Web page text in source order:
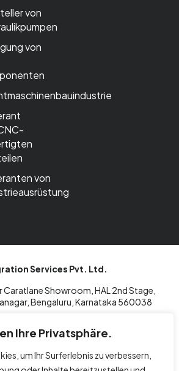
Ihre Privatsphäre.
um Ihr Surferlebnis zu verbessern,
von
von
von
Services Pvt. Ltd.
Caratlane Showroom, HAL 2nd Stage,
Bengaluru, Karnataka 560038